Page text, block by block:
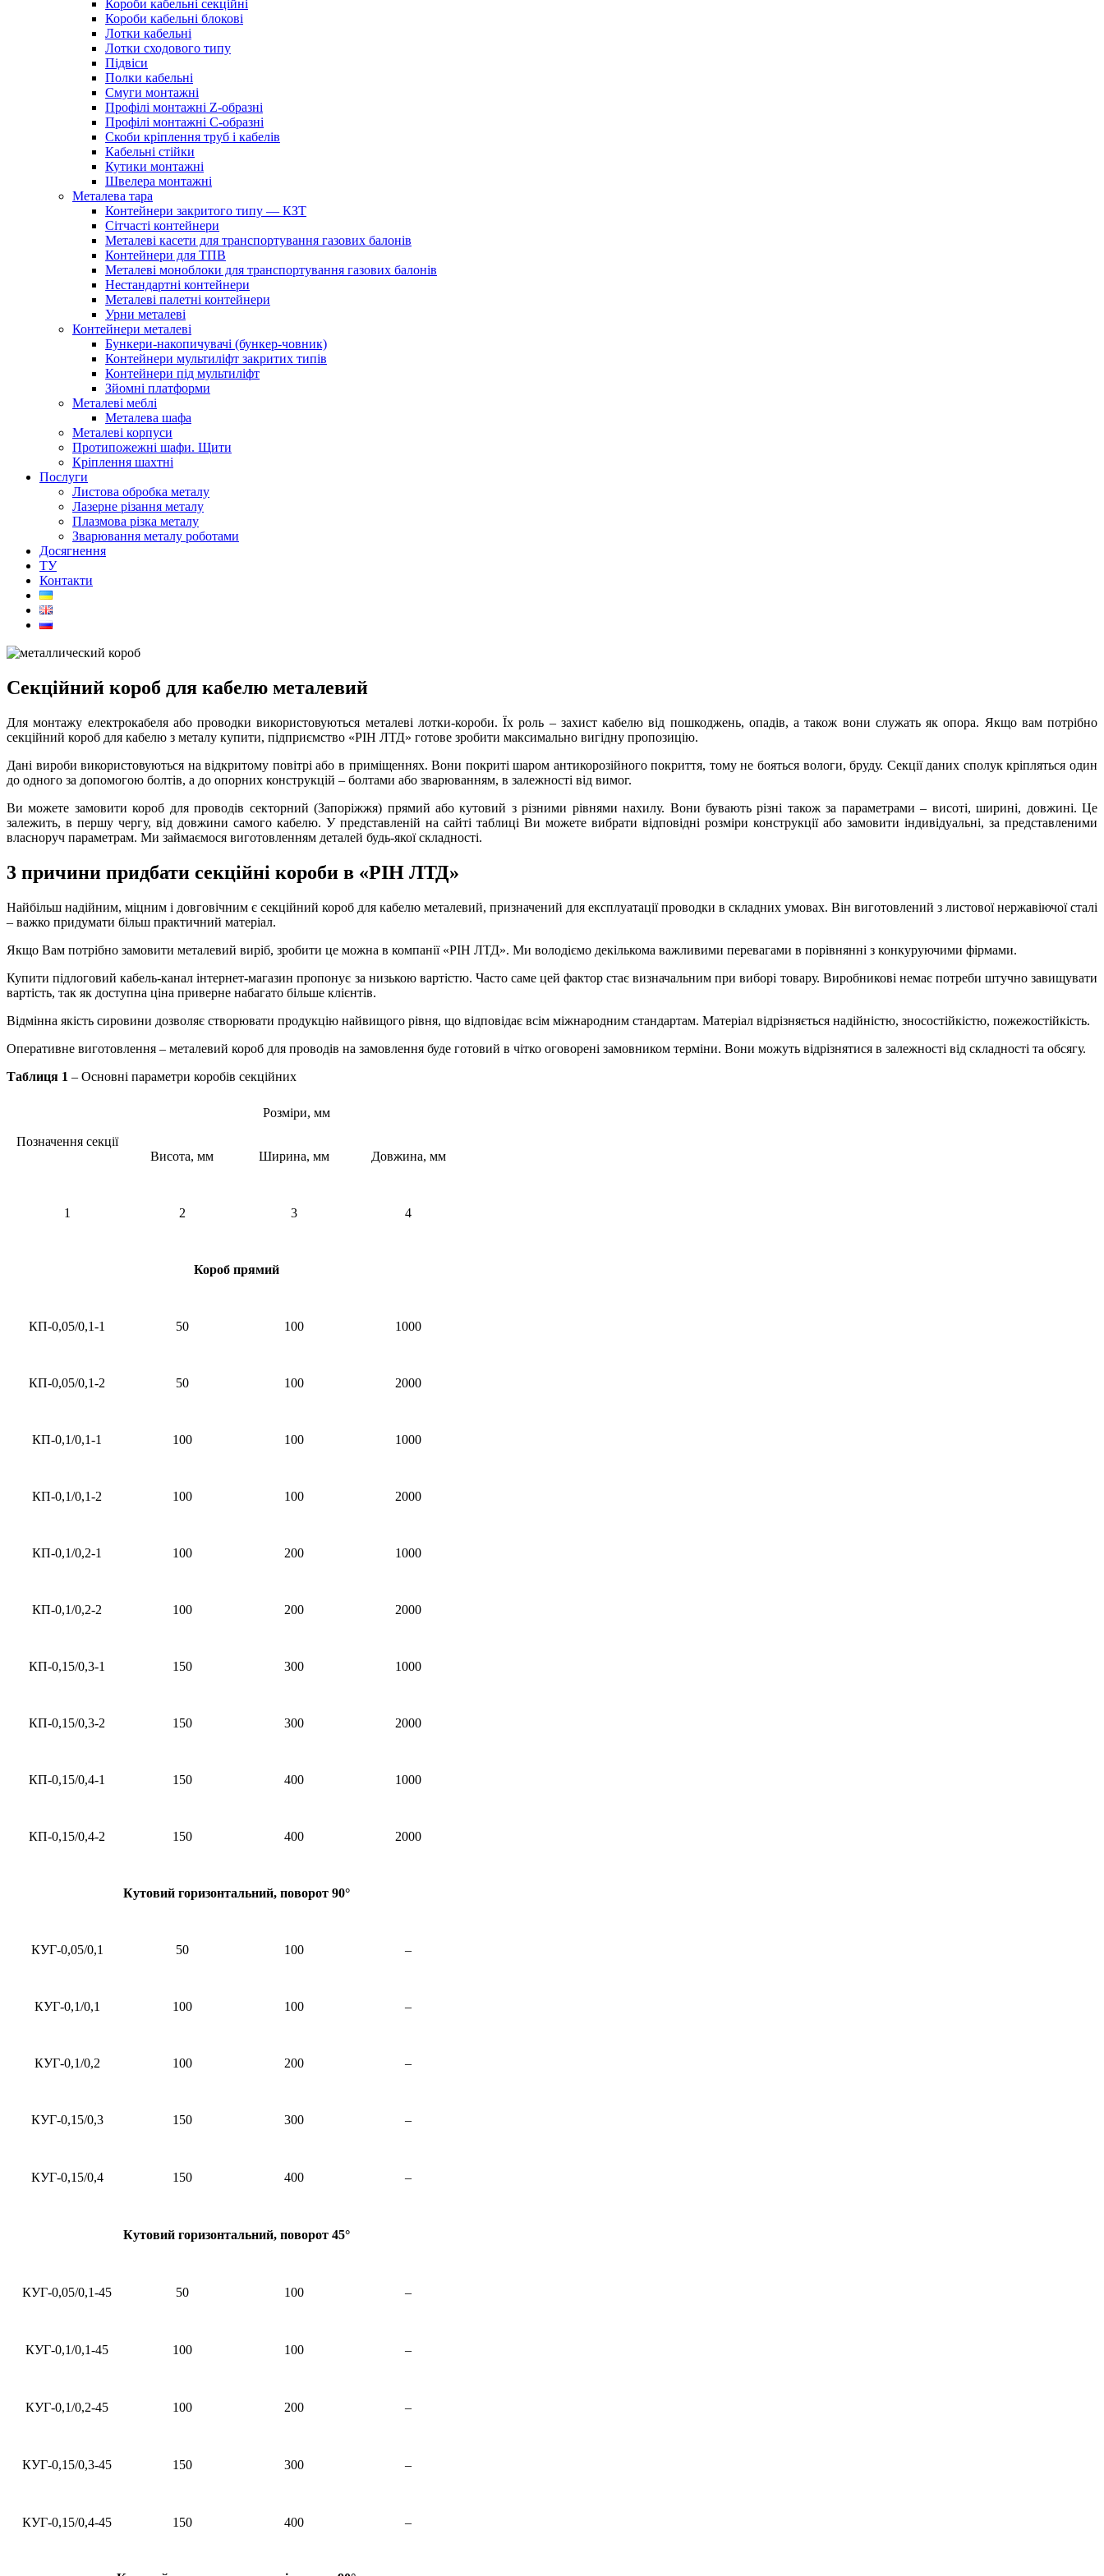
Короби кабельні секційні
Короби кабельні блокові
Лотки кабельні
Лотки сходового типу
Підвіси
Полки кабельні
Смуги монтажні
Профілі монтажні Z-образні
Профілі монтажні С-образні
Скоби кріплення труб і кабелів
Кабельні стійки
Кутики монтажні
Швелера монтажні
Металева тара
Контейнери закритого типу — КЗТ
Сітчасті контейнери
Металеві касети для транспортування газових балонів
Контейнери для ТПВ
Металеві моноблоки для транспортування газових балонів
Нестандартні контейнери
Металеві палетні контейнери
Урни металеві
Контейнери металеві
Бункери-накопичувачі (бункер-човник)
Контейнери мультиліфт закритих типів
Контейнери під мультиліфт
Зйомні платформи
Металеві меблі
Металева шафа
Металеві корпуси
Протипожежні шафи. Щити
Кріплення шахтні
Послуги
Листова обробка металу
Лазерне різання металу
Плазмова різка металу
Зварювання металу роботами
Досягнення
ТУ
Контакти
Секційний короб для кабелю металевий
Для монтажу електрокабеля або проводки використовуються металеві лотки-короби. Їх роль – захист кабелю від пошкоджень, опадів, а також вони служать як опора. Якщо вам потрібно
секційний короб для кабелю з металу купити, підприємство «РІН ЛТД» готове зробити максимально вигідну пропозицію.
Дані вироби використовуються на відкритому повітрі або в приміщеннях. Вони покриті шаром антикорозійного покриття, тому не бояться вологи, бруду. Секції даних сполук кріпляться один
до одного за допомогою болтів, а до опорних конструкцій – болтами або зварюванням, в залежності від вимог.
Ви можете замовити короб для проводів секторний (Запоріжжя) прямий або кутовий з різними рівнями нахилу. Вони бувають різні також за параметрами – висоті, ширині, довжині. Це
залежить, в першу чергу, від довжини самого кабелю. У представленій на сайті таблиці Ви можете вибрати відповідні розміри конструкції або замовити індивідуальні, за представленими
власноруч параметрам. Ми займаємося виготовленням деталей будь-якої складності.
3 причини придбати секційні короби в «РІН ЛТД»
Найбільш надійним, міцним і довговічним є секційний короб для кабелю металевий, призначений для експлуатації проводки в складних умовах. Він виготовлений з листової нержавіючої сталі
– важко придумати більш практичний матеріал.
Якщо Вам потрібно замовити металевий виріб, зробити це можна в компанії «РІН ЛТД». Ми володіємо декількома важливими перевагами в порівнянні з конкуруючими фірмами.
Купитипідлоговий кабель-канал інтернет-магазинпропонує за низькою вартістю. Часто саме цей фактор стає визначальним при виборі товару. Виробникові немає потреби штучно завищувати
вартість, так як доступна ціна приверне набагато більше клієнтів.
Відмінна якість сировини дозволяє створювати продукцію найвищого рівня, що відповідає всім міжнародним стандартам. Матеріал відрізняється надійністю, зносостійкістю, пожежостійкість.
Оперативне виготовлення – металевий короб для проводів на замовлення буде готовий в чітко оговорені замовником терміни. Вони можуть відрізнятися в залежності від складності та обсягу.
Таблиця 1 – Основні параметри коробів секційних
Позначення секції
Розміри, мм
Висота, мм Ширина, мм Довжина, мм
1 2 3 4
Короб прямий
КП-0,05/0,1-1 50 100 1000
КП-0,05/0,1-2 50 100 2000
КП-0,1/0,1-1 100 100 1000
КП-0,1/0,1-2 100 100 2000
КП-0,1/0,2-1 100 200 1000
КП-0,1/0,2-2 100 200 2000
КП-0,15/0,3-1 150 300 1000
КП-0,15/0,3-2 150 300 2000
КП-0,15/0,4-1 150 400 1000
КП-0,15/0,4-2 150 400 2000
Кутовий горизонтальний, поворот 90°
КУГ-0,05/0,1 50 100 –
КУГ-0,1/0,1 100 100 –
КУГ-0,1/0,2 100 200 –
КУГ-0,15/0,3 150 300 –
КУГ-0,15/0,4 150 400 –
Кутовий горизонтальний, поворот 45°
КУГ-0,05/0,1-45 50 100 –
КУГ-0,1/0,1-45 100 100 –
КУГ-0,1/0,2-45 100 200 –
КУГ-0,15/0,3-45 150 300 –
КУГ-0,15/0,4-45 150 400 –